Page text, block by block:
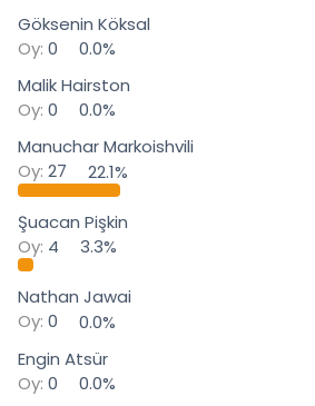
a
n
Göksenin Köksal
Oy: 0
0.0%
Malik Hairston
Oy: 0
0.0%
Manuchar Markoishvili
Oy: 27 22.1%
Şuacan Pişkin
Oy: 4 3.3%
Nathan Jawai
Oy: 0
0.0%
Engin Atsür
Oy: 0
0.0%